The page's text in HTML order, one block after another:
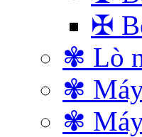
✠
✾ Lò
✾
✾